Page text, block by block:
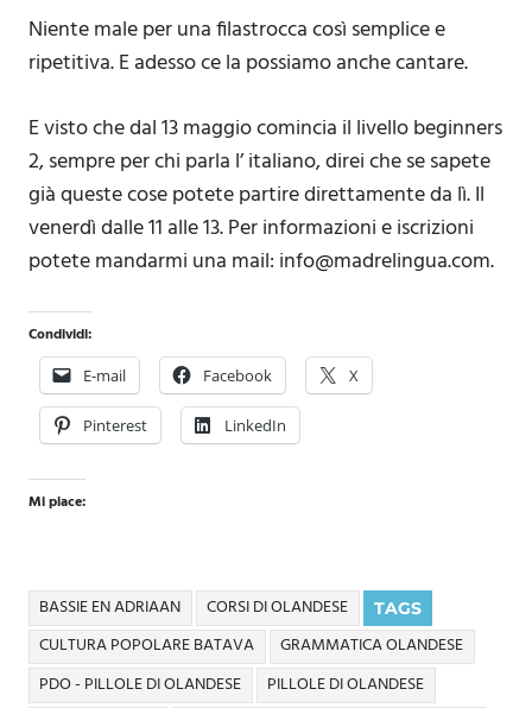
Niente male per una filastrocca così semplice e
ripetitiva. E adesso ce la possiamo anche cantare.
E visto che dal 13 maggio comincia il livello beginners
2, sempre per chi parla l’ italiano, direi che se sapete
già queste cose potete partire direttamente da lì. Il
venerdì dalle 11 alle 13. Per informazioni e iscrizioni
potete mandarmi una mail: info@madrelingua.com.
Condividi:
E-mail Facebook X
Pinterest LinkedIn
Mi piace:
TAGS
BASSIE EN ADRIAAN
CORSI DI OLANDESE
CULTURA POPOLARE BATAVA
GRAMMATICA OLANDESE
PDO - PILLOLE DI OLANDESE
PILLOLE DI OLANDESE